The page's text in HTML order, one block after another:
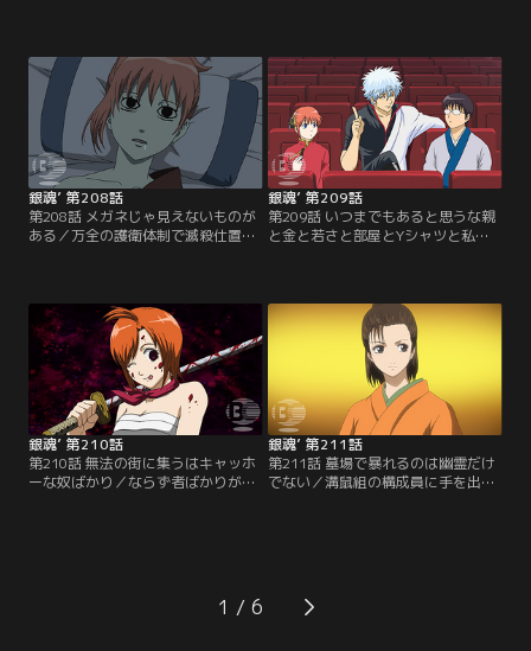
て動揺を隠せない。相手はスナック
お登勢の常連客の、末次郎という実
業家。キャサリンは彼と一緒に店を
出すことを決意しかぶき町を去るこ
とに…。【提供：バンダイチャンネ
ル】
事な眼鏡が壊れてしまう。銀時は
渋々さっちゃんに新しい眼鏡を買っ
てあげるものの、それはあきらかに
度数が合っていない瓶底眼鏡だっ
た。銀時からのプレゼントに喜ぶさ
っちゃんだったが…。【提供：バン
ダイチャンネル】
銀魂’ 第208話
第208話 メガネじゃ見えないものが
ある／万全の護衛体制で滅殺仕置き
しまい、全蔵の計画は台無しに！一
足先に屋敷に戻り、居眠りをこく神
楽と定春の元に第一の刺客、寝込み
専門の殺し屋の魔の手が忍び寄
る…。果たして最強の仕置き人VS必
殺万事屋の戦いの行方はいかに！
【提供：バンダイチャンネル】
銀魂’ 第209話
第209話 いつまでもあると思うな親
と金と若さと部屋とYシャツと私と
が経とうとしていた。だが油断する
ことなかれ、「いつまでもあると思
うな親とアニメ銀魂」前回のシリー
ズの反省を決して忘れてはいけな
い。【提供：バンダイチャンネル】
銀魂’ 第210話
第210話 無法の街に集うはキャッホ
ーな奴ばかり／ならず者ばかりが集
君臨し他の勢力に対抗できる理
由…。それはかぶき町最強の男が側
銀魂’ 第211話
第211話 墓場で暴れるのは幽霊だけ
でない／溝鼠組の構成員に手を出し
既に動き出していた。最初に狙われ
たのは次郎長が最も忌み嫌う人物、
1